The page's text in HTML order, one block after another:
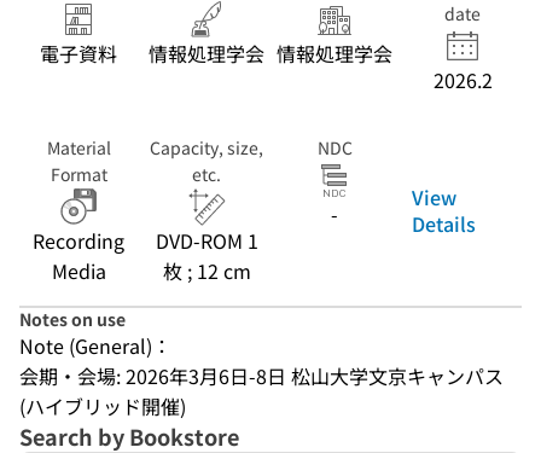
電子資料 情報処理学会 情報処理学会
date
2026.2
Material
Format
Recording
Media
Capacity, size,
etc.
DVD-ROM 1
枚 ; 12 cm
NDC
-
View
Details
Notes on use
Note (General)：
会期・会場: 2026年3月6日-8日 松山大学文京キャンパス
(ハイブリッド開催)
Search by Bookstore